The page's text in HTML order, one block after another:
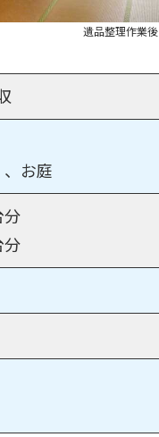
遺品整理作業後
お庭
分
分